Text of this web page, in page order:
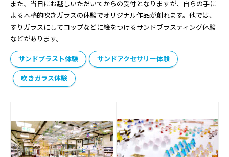
また、当日にお越しいただいてからの受付となりますが、自らの手に
よる本格的吹きガラスの体験でオリジナル作品が創れます。他では、
すりガラスにしてコップなどに絵をつけるサンドブラスティング体験
などがあります。
サンドブラスト体験
サンドアクセサリー体験
吹きガラス体験